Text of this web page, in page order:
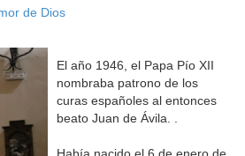
de Dios
El año 1946, el Papa Pío XII
nombraba patrono de los
curas españoles al entonces
beato Juan de Ávila. .
Había nacido el 6 de enero de